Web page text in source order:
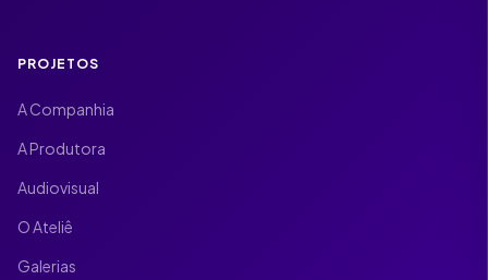
PROJETOS
A Companhia
A Produtora
Audiovisual
O Ateliê
Galerias